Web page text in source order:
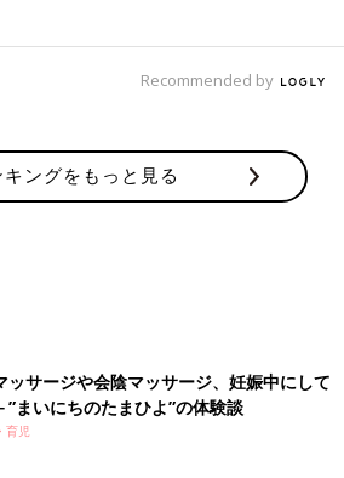
Recommended by
キングをもっと見る
ッサージや会陰マッサージ、妊娠中にして
”まいにちのたまひよ”の体験談
育児